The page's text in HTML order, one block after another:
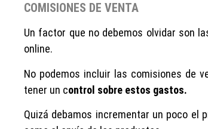
COMISIONES DE VENTA
Un factor que no debemos olvidar son
online.
No podemos incluir las comisiones de
tener un control sobre estos gastos.
Quizá debamos incrementar un poco